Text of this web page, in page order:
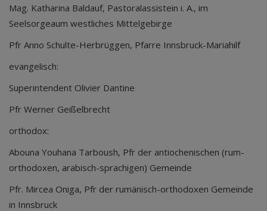
Mag. Katharina Baldauf, Pastoralassistein i. A., im
Seelsorgeaum westliches Mittelgebirge
Pfr Anno Schulte-Herbrüggen, Pfarre Innsbruck-Mariahilf
evangelisch:
Superintendent Olivier Dantine
Pfr Werner Geißelbrecht
orthodox:
Abouna Youhana Tarboush, Pfr der antiochenischen (rum-
orthodoxen, arabisch-sprachigen) Gemeinde
Pfr. Mircea Oniga, Pfr der rumänisch-orthodoxen Gemeinde
in Innsbruck